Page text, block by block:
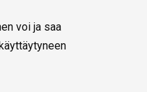
voi ja saa